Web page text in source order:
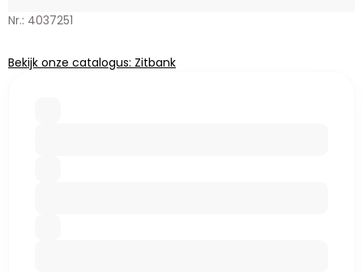
Nr.: 4037251
Bekijk onze catalogus: Zitbank